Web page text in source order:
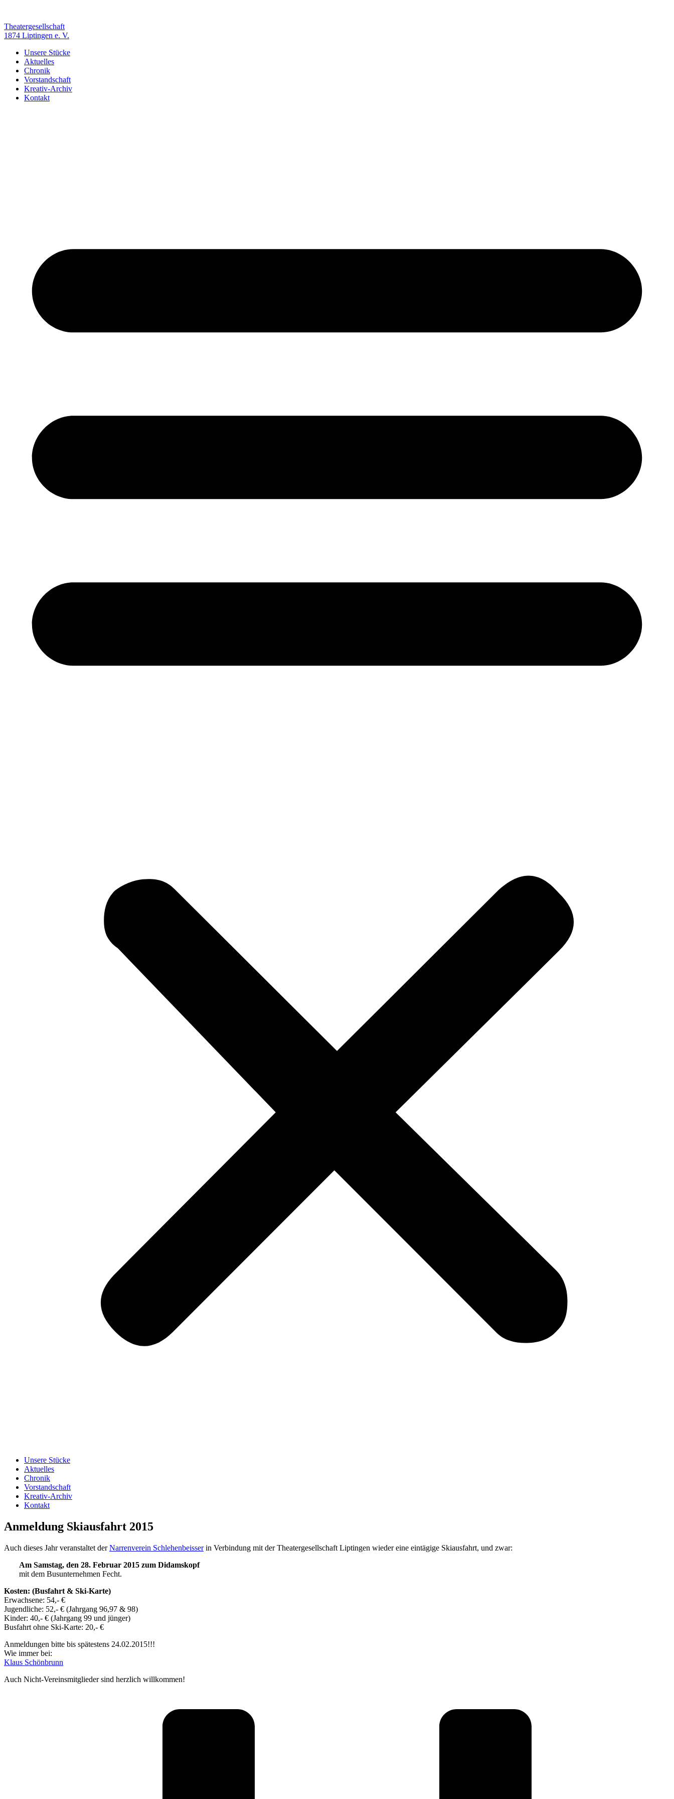
springen
Theatergesellschaft
1874 Liptingen e. V.
Unsere Stücke
Aktuelles
Chronik
Vorstandschaft
Kreativ-Archiv
Kontakt
Unsere Stücke
Aktuelles
Chronik
Vorstandschaft
Kreativ-Archiv
Kontakt
Anmeldung Skiausfahrt 2015
Auch dieses Jahr veranstaltet derNarrenverein Schlehenbeisserin Verbindung mit der Theatergesellschaft Liptingen wieder eine eintägige Skiausfahrt, und zwar:
Am Samstag, den 28. Februar 2015 zum Didamskopf
mit dem Busunternehmen Fecht.
Kosten: (Busfahrt & Ski-Karte)
Erwachsene: 54,- €
Jugendliche: 52,- € (Jahrgang 96,97 & 98)
Kinder: 40,- € (Jahrgang 99 und jünger)
Busfahrt ohne Ski-Karte: 20,- €
Anmeldungen bitte bis spätestens 24.02.2015!!!
Wie immer bei:
Klaus Schönbrunn
Auch Nicht-Vereinsmitglieder sind herzlich willkommen!